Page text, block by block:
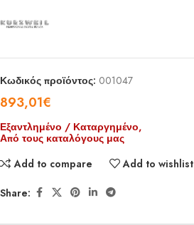
Κωδικός προϊόντος: 001047
893,01€
Εξαντλημένο / Καταργημένο,
Από τους καταλόγους μας
Add to compare
Add to wishlist
Share: